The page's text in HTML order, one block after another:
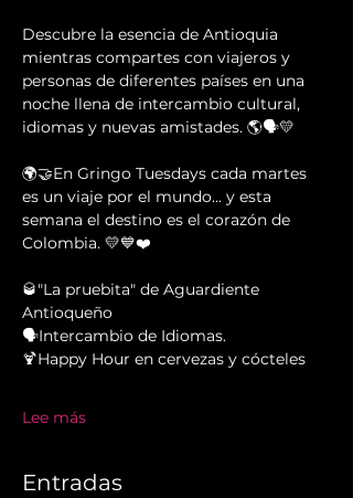
Descubre la esencia de Antioquia
mientras compartes con viajeros y
personas de diferentes países en una
noche llena de intercambio cultural,
idiomas y nuevas amistades. 🌎🗣️💛
🌍🤝En Gringo Tuesdays cada martes
es un viaje por el mundo... y esta
semana el destino es el corazón de
Colombia. 💛💙❤️
🥃"La pruebita" de Aguardiente
Antioqueño
🗣Intercambio de Idiomas.
🍹Happy Hour en cervezas y cócteles
Lee más
Entradas